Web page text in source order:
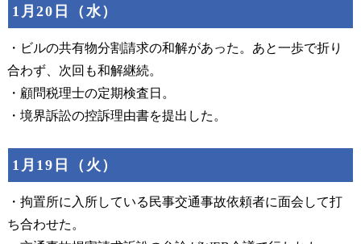
1月20日（水）
・ビルの共有物分割請求の和解があった。あと一歩で折り
合わず、次回も和解継続。
・顧問税理士の定期検査日。
・境界訴訟の控訴理由書を提出した。
1月19日（火）
・拘置所に入所している民事交通事故依頼者に面会して打
ち合わせた。